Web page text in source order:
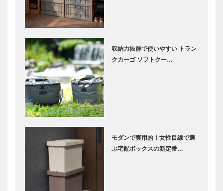
収納力抜群で使いやすい トラン
クカーゴ ソフトクー…
モダンで実用的！女性目線で選
ぶ宅配ボックスの新定番…